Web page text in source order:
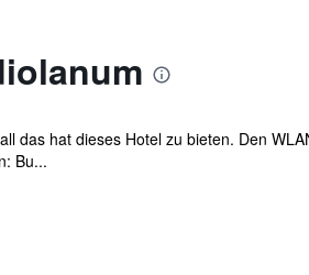
das hat dieses Hotel zu bieten. Den
Bu...